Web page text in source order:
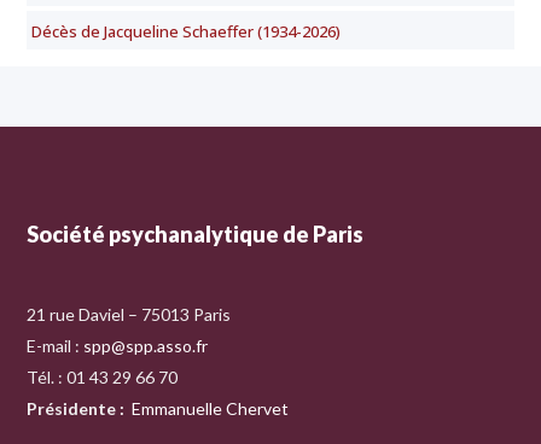
Décès de Jacqueline Schaeffer (1934-2026)
Société psychanalytique de Paris
21 rue Daviel – 75013 Paris
E-mail : spp@spp.asso.fr
Tél. : 01 43 29 66 70
Présidente : Emmanuelle Chervet